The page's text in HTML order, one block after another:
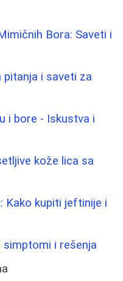
Bora: Saveti i
pitanja i saveti za
i bore - Iskustva i
kože lica sa
Kako kupiti jeftinije i
simptomi i rešenja